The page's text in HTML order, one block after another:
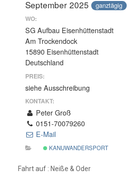
September 2025
ganztägig
WO:
SG Aufbau Eisenhüttenstadt
Am Trockendock
15890 Eisenhüttenstadt
Deutschland
PREIS:
siehe Ausschreibung
KONTAKT:
Peter Groß
0151-70079260
E-Mail
KANUWANDERSPORT
Fahrt auf : Neiße & Oder